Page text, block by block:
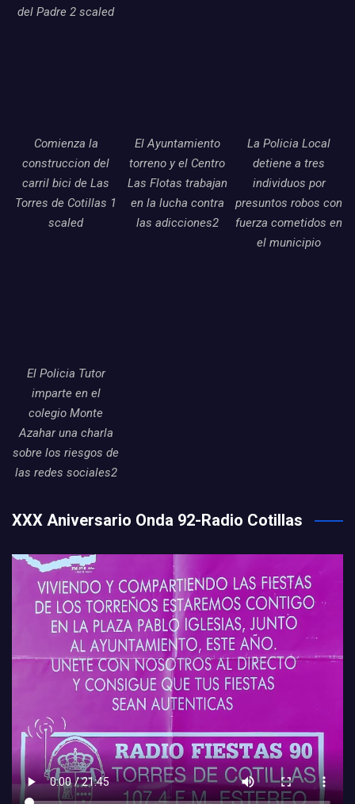
del Padre 2 scaled
Comienza la
construccion del
carril bici de Las
Torres de Cotillas 1
scaled
El Ayuntamiento
torreno y el Centro
Las Flotas trabajan
en la lucha contra
las adicciones2
La Policia Local
detiene a tres
individuos por
presuntos robos con
fuerza cometidos en
el municipio
El Policia Tutor
imparte en el
colegio Monte
Azahar una charla
sobre los riesgos de
las redes sociales2
XXX Aniversario Onda 92-Radio Cotillas